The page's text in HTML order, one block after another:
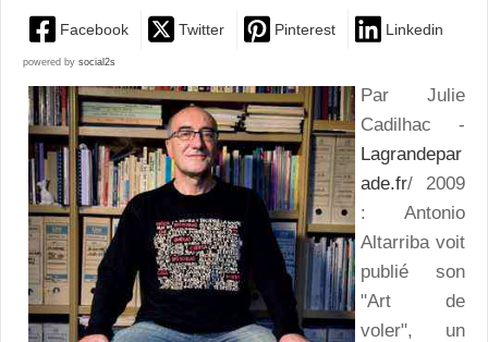
Facebook Twitter Pinterest Linkedin
powered by social2s
Par Julie
Cadilhac -
Lagrandepar
ade.fr/ 2009
: Antonio
Altarriba voit
publié son
"Art de
voler", un